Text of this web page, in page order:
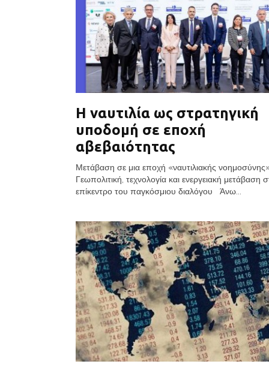
Η ναυτιλία ως στρατηγική
υποδομή σε εποχή
αβεβαιότητας
Μετάβαση σε μια εποχή «ναυτιλιακής
Γεωπολιτική, τεχνολογία και ενεργειακή μετάβαση
επίκεντρο του παγκόσμιου διαλόγου Άνω...